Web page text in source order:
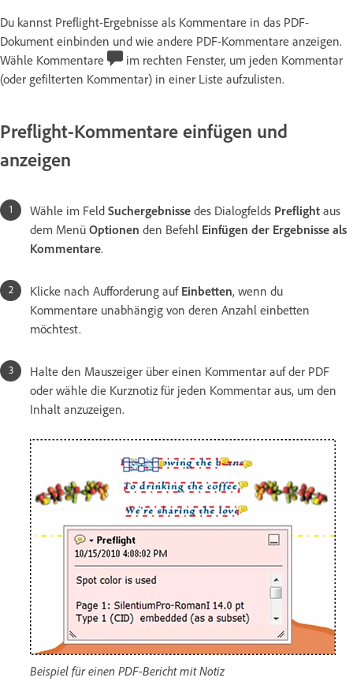
Du kannst Preflight-Ergebnisse als Kommentare in das PDF-
Dokument einbinden und wie andere PDF-Kommentare anzeigen.
Wähle Kommentare
im rechten Fenster, um jeden Kommentar
(oder gefilterten Kommentar) in einer Liste aufzulisten.
Preflight-Kommentare einfügen und
anzeigen
Wähle im Feld Suchergebnisse des Dialogfelds Preflight aus
dem Menü Optionen den Befehl Einfügen der Ergebnisse als
Kommentare.
Klicke nach Aufforderung auf Einbetten, wenn du
Kommentare unabhängig von deren Anzahl einbetten
möchtest.
Halte den Mauszeiger über einen Kommentar auf der PDF
oder wähle die Kurznotiz für jeden Kommentar aus, um den
Inhalt anzuzeigen.
Beispiel für einen PDF-Bericht mit Notiz